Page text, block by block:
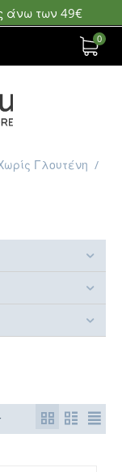
άνω των 49€
0
Γλουτένη /